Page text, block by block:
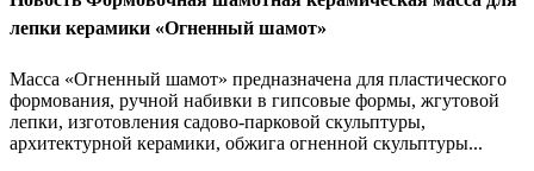
лепки керамики «Огненный шамот»
Масса «Огненный шамот» предназначена для пластического
формования, ручной набивки в гипсовые формы, жгутовой
лепки, изготовления садово-парковой скульптуры,
архитектурной керамики, обжига огненной скульптуры...